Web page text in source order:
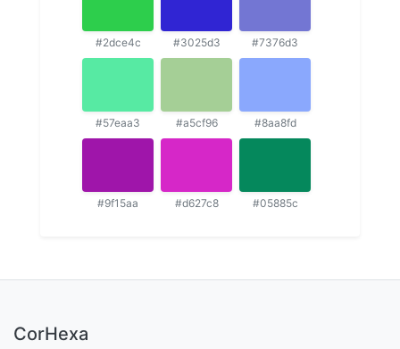
#2dce4c #3025d3 #7376d3
#57eaa3 #a5cf96 #8aa8fd
#9f15aa #d627c8 #05885c
CorHexa